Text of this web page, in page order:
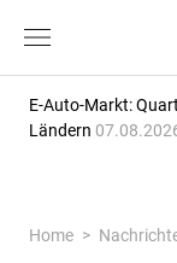
E-Auto-Markt:
Ländern
Home